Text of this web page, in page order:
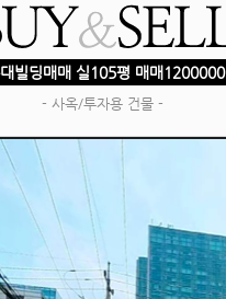
빌딩매매 실105평 매매1200000
- 사옥/투자용 건물 -